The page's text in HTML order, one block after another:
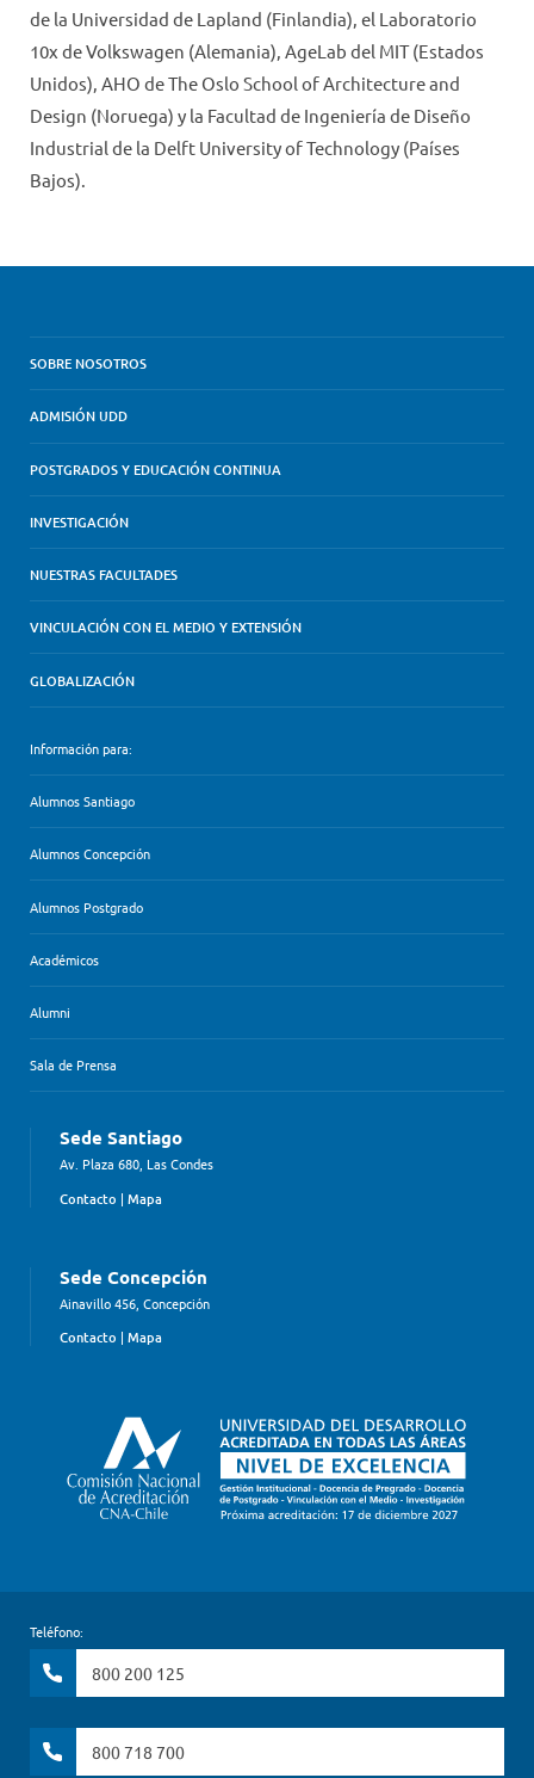
de la Universidad de Lapland (Finlandia), el Laboratorio
10x de Volkswagen (Alemania), AgeLab del MIT (Estados
Unidos), AHO de The Oslo School of Architecture and
Design (Noruega) y la Facultad de Ingeniería de Diseño
Industrial de la Delft University of Technology (Países
Bajos).
SOBRE NOSOTROS
ADMISIÓN UDD
POSTGRADOS Y EDUCACIÓN CONTINUA
INVESTIGACIÓN
NUESTRAS FACULTADES
VINCULACIÓN CON EL MEDIO Y EXTENSIÓN
GLOBALIZACIÓN
Información para:
Alumnos Santiago
Alumnos Concepción
Alumnos Postgrado
Académicos
Alumni
Sala de Prensa
Sede Santiago
Av. Plaza 680, Las Condes
Contacto | Mapa
Sede Concepción
Ainavillo 456, Concepción
Contacto | Mapa
Teléfono:
800 200 125
800 718 700